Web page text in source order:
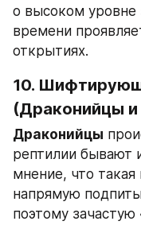
о высоком уровне
времени
открытиях.
10.
(Драконийцы и
Драконийцы
рептилии бывают
мнение, что
напрямую
поэтому зачастую